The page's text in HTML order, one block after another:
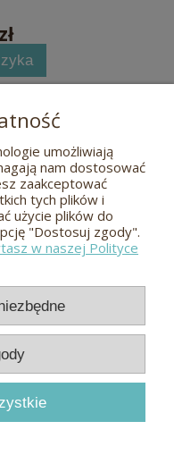
Hugon© 2026
umożliwiają
nam dostosować
zaakceptować
tych plików i
użycie plików do
"Dostosuj zgody".
w naszej Polityce